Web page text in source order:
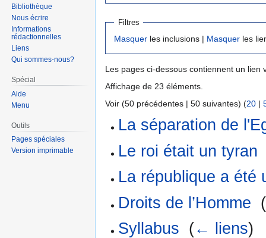
Filtres
Masquer les inclusions | Masquer les
Les pages ci-dessous contiennent un lien
Affichage de 23 éléments.
Voir (50 précédentes | 50 suivantes) (20 |
La séparation de
Le roi était un tyran
La république a été
Droits de l’Homme (
Syllabus (← liens)
Bibliothèque
Nous écrire
Informations
rédactionnelles
Liens
Qui sommes-nous?
Spécial
Aide
Menu
Outils
Pages spéciales
Version imprimable